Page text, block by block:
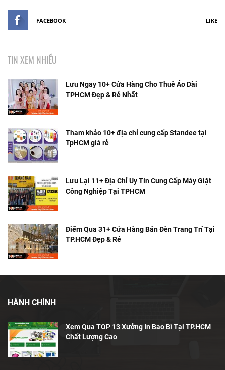
FACEBOOK LIKE
TIN XEM NHIỀU
Lưu Ngay 10+ Cửa Hàng Cho Thuê Áo Dài
TPHCM Đẹp & Rẻ Nhất
Tham khảo 10+ địa chỉ cung cấp Standee tại
TpHCM giá rẻ
Lưu Lại 11+ Địa Chỉ Uy Tín Cung Cấp Máy Giặt
Công Nghiệp Tại TPHCM
Điểm Qua 31+ Cửa Hàng Bán Đèn Trang Trí Tại
TP.HCM Đẹp & Rẻ
HÀNH CHÍNH
Xem Qua TOP 13 Xưởng In Bao Bì Tại TP.HCM
Chất Lượng Cao